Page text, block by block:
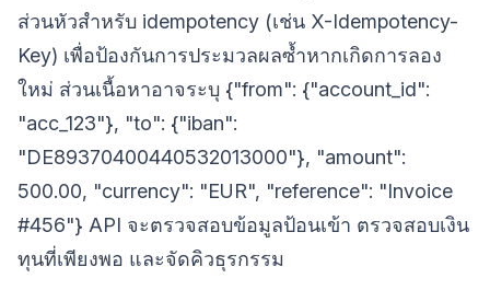
ส่วนหัวสำหรับ idempotency (เช่น X-Idempotency-
Key) เพื่อป้องกันการประมวลผลซ้ำหากเกิดการลอง
ใหม่ ส่วนเนื้อหาอาจระบุ {"from": {"account_id":
"acc_123"}, "to": {"iban":
"DE89370400440532013000"}, "amount":
500.00, "currency": "EUR", "reference": "Invoice
#456"} API จะตรวจสอบข้อมูลป้อนเข้า ตรวจสอบเงิน
ทุนที่เพียงพอ และจัดคิวธุรกรรม